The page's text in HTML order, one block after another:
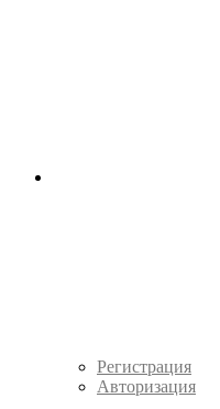
Регистрация
Авторизация